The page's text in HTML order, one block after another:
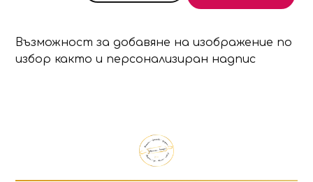
Възможност за добавяне на изображение по
избор както и персонализиран надпис